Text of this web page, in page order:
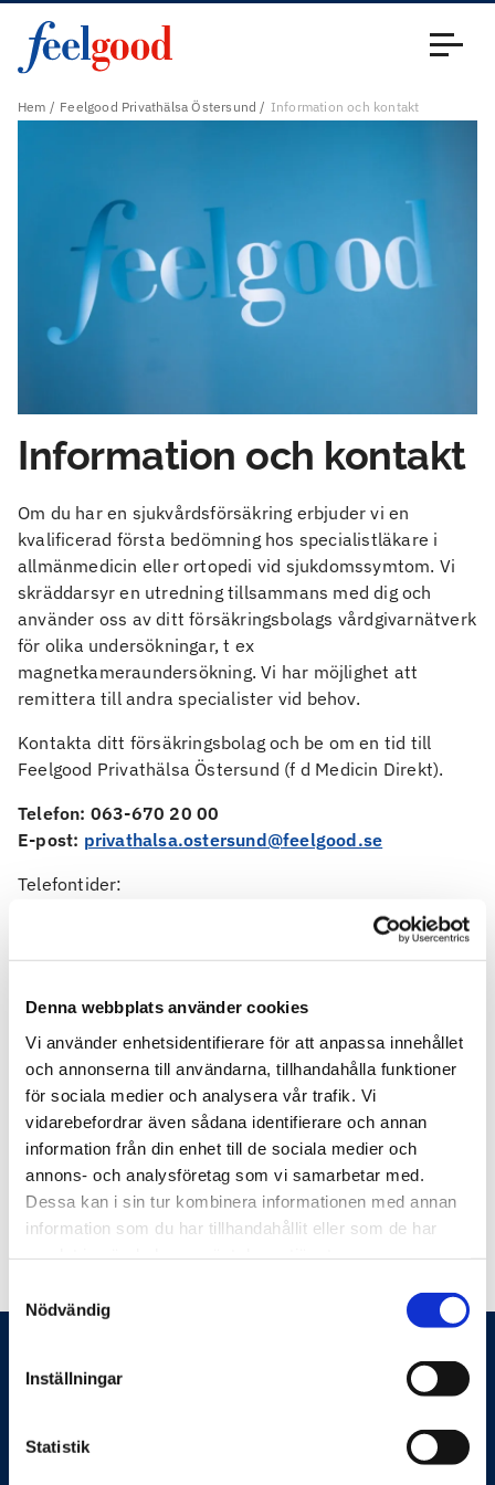
Denna webbplats använder cookies
Vi använder enhetsidentifierare för att anpassa innehållet
och annonserna till användarna, tillhandahålla funktioner
för sociala medier och analysera vår trafik. Vi
vidarebefordrar även sådana identifierare och annan
information från din enhet till de sociala medier och
annons- och analysföretag som vi samarbetar med.
Dessa kan i sin tur kombinera informationen med annan
information som du har tillhandahållit eller som de har
Nödvändig
Inställningar
Statistik
Hem Feelgood Privathälsa Östersund Information och kontakt
Information och kontakt
Om du har en sjukvårdsförsäkring erbjuder vi en
kvalificerad första bedömning hos specialistläkare i
allmänmedicin eller ortopedi vid sjukdomssymtom. Vi
skräddarsyr en utredning tillsammans med dig och
använder oss av ditt försäkringsbolags vårdgivarnätverk
för olika undersökningar, t ex
magnetkameraundersökning. Vi har möjlighet att
remittera till andra specialister vid behov.
Kontakta ditt försäkringsbolag och be om en tid till
Feelgood Privathälsa Östersund (f d Medicin Direkt).
Telefon: 063-670 20 00
E-post: privathalsa.ostersund@feelgood.se
Telefontider:
med Feelgood Företagshälsa.Här finns en karta
Prislistor för dig som betalar privat
Prislista allmän (79.45 KB)
Prislista vaccinationer (68.19 KB)